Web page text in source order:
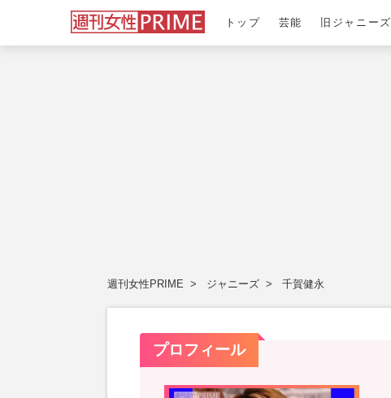
トップ 芸能 旧ジャニーズ
週刊女性PRIME ジャニーズ 千賀健永
プロフィール